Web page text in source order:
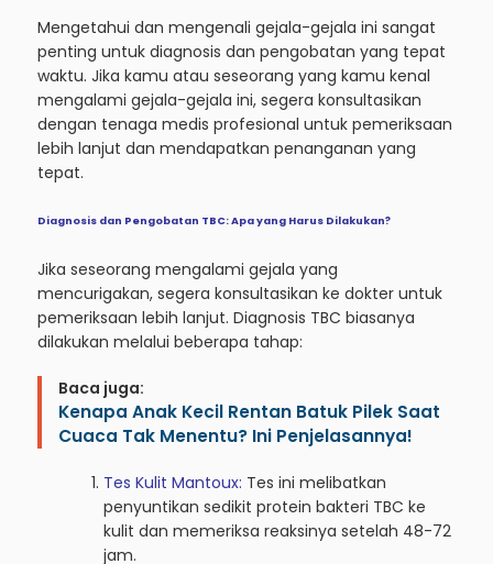
Mengetahui dan mengenali gejala-gejala ini sangat
penting untuk diagnosis dan pengobatan yang tepat
waktu. Jika kamu atau seseorang yang kamu kenal
mengalami gejala-gejala ini, segera konsultasikan
dengan tenaga medis profesional untuk pemeriksaan
lebih lanjut dan mendapatkan penanganan yang
tepat.
Diagnosis dan Pengobatan TBC: Apa yang Harus Dilakukan?
Jika seseorang mengalami gejala yang
mencurigakan, segera konsultasikan ke dokter untuk
pemeriksaan lebih lanjut. Diagnosis TBC biasanya
dilakukan melalui beberapa tahap:
Baca juga:
Kenapa Anak Kecil Rentan Batuk Pilek Saat
Cuaca Tak Menentu? Ini Penjelasannya!
Tes Kulit Mantoux: Tes ini melibatkan
penyuntikan sedikit protein bakteri TBC ke
kulit dan memeriksa reaksinya setelah 48-72
jam.